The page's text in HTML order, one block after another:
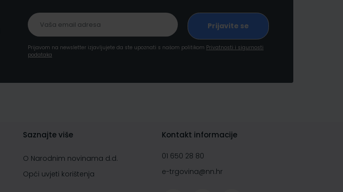
Prijavom na newsletter izjavljujete da ste upoznati s našom politikom Privatnosti i sigurnosti
podataka
Saznajte više
O Narodnim novinama d.d.
Opći uvjeti korištenja
Kontakt informacije
01 650 28 80
e-trgovina@nn.hr